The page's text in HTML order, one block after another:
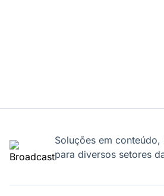
Soluções em
para diversos setores